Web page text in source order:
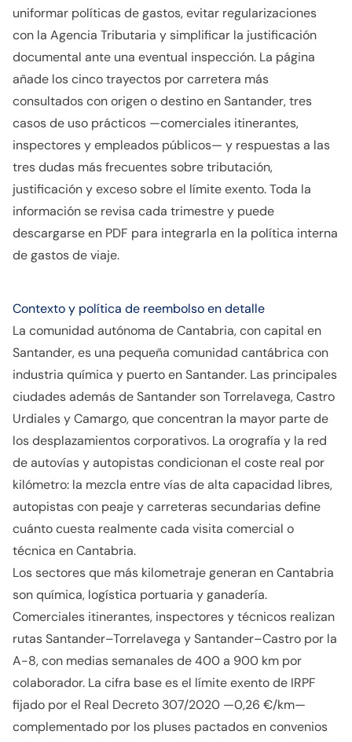
uniformar políticas de gastos, evitar regularizaciones
con la Agencia Tributaria y simplificar la justificación
documental ante una eventual inspección. La página
añade los cinco trayectos por carretera más
consultados con origen o destino en Santander, tres
casos de uso prácticos —comerciales itinerantes,
inspectores y empleados públicos— y respuestas a las
tres dudas más frecuentes sobre tributación,
justificación y exceso sobre el límite exento. Toda la
información se revisa cada trimestre y puede
descargarse en PDF para integrarla en la política interna
de gastos de viaje.
Contexto y política de reembolso en detalle
La comunidad autónoma de Cantabria, con capital en
Santander, es una pequeña comunidad cantábrica con
industria química y puerto en Santander. Las principales
ciudades además de Santander son Torrelavega, Castro
Urdiales y Camargo, que concentran la mayor parte de
los desplazamientos corporativos. La orografía y la red
de autovías y autopistas condicionan el coste real por
kilómetro: la mezcla entre vías de alta capacidad libres,
autopistas con peaje y carreteras secundarias define
cuánto cuesta realmente cada visita comercial o
técnica en Cantabria.
Los sectores que más kilometraje generan en Cantabria
son química, logística portuaria y ganadería.
Comerciales itinerantes, inspectores y técnicos realizan
rutas Santander–Torrelavega y Santander–Castro por la
A-8, con medias semanales de 400 a 900 km por
colaborador. La cifra base es el límite exento de IRPF
fijado por el Real Decreto 307/2020 —0,26 €/km—
complementado por los pluses pactados en convenios